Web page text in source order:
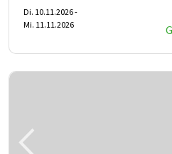
Di. 10.11.2026 -
Mi. 11.11.2026